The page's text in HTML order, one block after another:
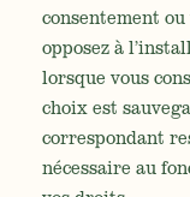
consentement
opposez à
lorsque vous
choix est
correspondant
nécessaire au